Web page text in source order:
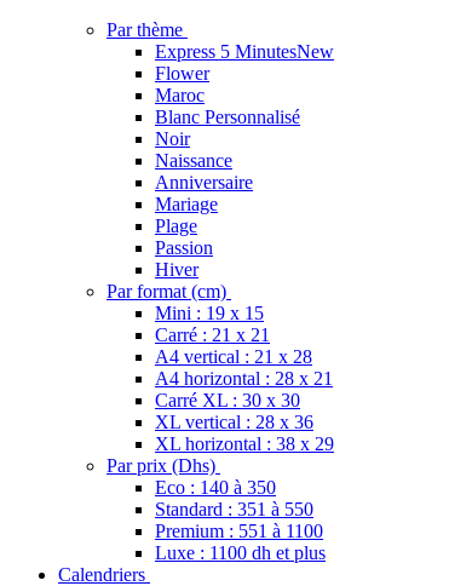
Par thème
Express 5 MinutesNew
Flower
Maroc
Blanc Personnalisé
Noir
Naissance
Anniversaire
Mariage
Plage
Passion
Hiver
Par format (cm)
Mini : 19 x 15
Carré : 21 x 21
A4 vertical : 21 x 28
A4 horizontal : 28 x 21
Carré XL : 30 x 30
XL vertical : 28 x 36
XL horizontal : 38 x 29
Par prix (Dhs)
Eco : 140 à 350
Standard : 351 à 550
Premium : 551 à 1100
Luxe : 1100 dh et plus
Calendriers